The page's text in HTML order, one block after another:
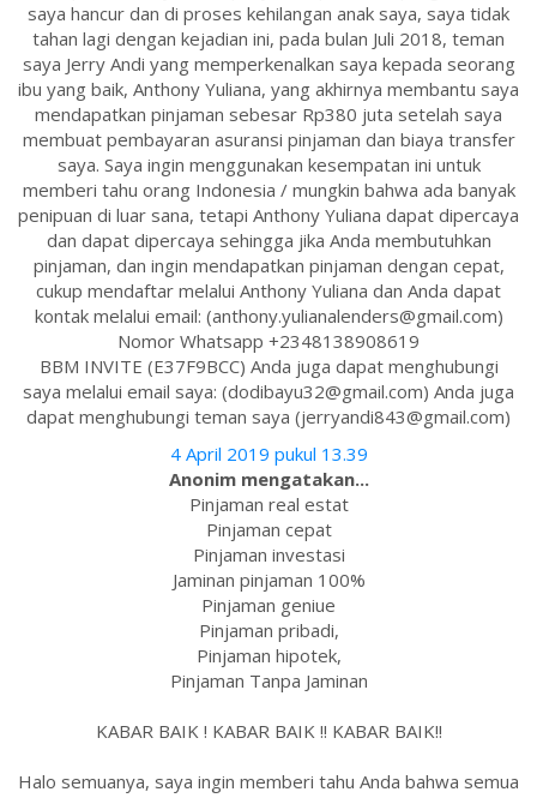
saya hancur dan di proses kehilangan anak saya, saya tidak
tahan lagi dengan kejadian ini, pada bulan Juli 2018, teman
saya Jerry Andi yang memperkenalkan saya kepada seorang
ibu yang baik, Anthony Yuliana, yang akhirnya membantu saya
mendapatkan pinjaman sebesar Rp380 juta setelah saya
membuat pembayaran asuransi pinjaman dan biaya transfer
saya. Saya ingin menggunakan kesempatan ini untuk
memberi tahu orang Indonesia / mungkin bahwa ada banyak
penipuan di luar sana, tetapi Anthony Yuliana dapat dipercaya
dan dapat dipercaya sehingga jika Anda membutuhkan
pinjaman, dan ingin mendapatkan pinjaman dengan cepat,
cukup mendaftar melalui Anthony Yuliana dan Anda dapat
kontak melalui email: (anthony.yulianalenders@gmail.com)
Nomor Whatsapp +2348138908619
BBM INVITE (E37F9BCC) Anda juga dapat menghubungi
saya melalui email saya: (dodibayu32@gmail.com) Anda juga
dapat menghubungi teman saya (jerryandi843@gmail.com)
4 April 2019 pukul 13.39
Anonim mengatakan...
Pinjaman real estat
Pinjaman cepat
Pinjaman investasi
Jaminan pinjaman 100%
Pinjaman geniue
Pinjaman pribadi,
Pinjaman hipotek,
Pinjaman Tanpa Jaminan
KABAR BAIK ! KABAR BAIK !! KABAR BAIK!!
Halo semuanya, saya ingin memberi tahu Anda bahwa semua